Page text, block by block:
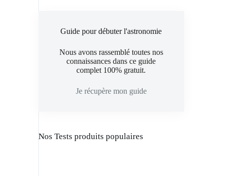
Guide pour débuter l'astronomie
Nous avons rassemblé toutes nos
connaissances dans ce guide
complet 100% gratuit.
Je récupère mon guide
Nos Tests produits populaires